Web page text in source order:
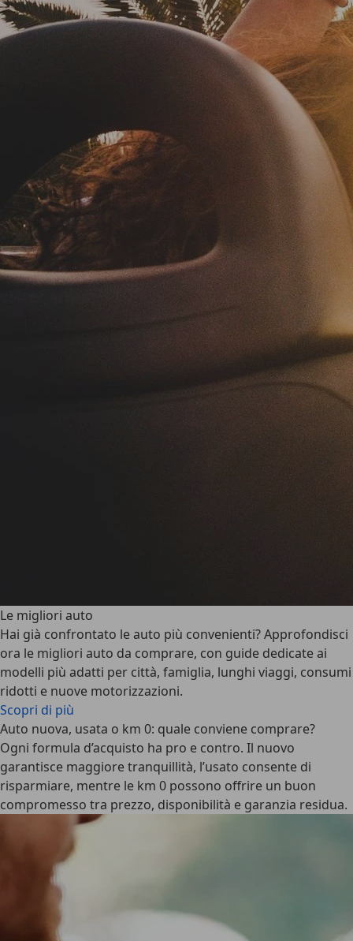
Le migliori auto
Hai già confrontato le auto più convenienti? Approfondisci
ora le migliori auto da comprare, con guide dedicate ai
modelli più adatti per città, famiglia, lunghi viaggi, consumi
ridotti e nuove motorizzazioni.
Scopri di più
Auto nuova, usata o km 0: quale conviene comprare?
Ogni formula d’acquisto ha pro e contro. Il nuovo
garantisce maggiore tranquillità, l’usato consente di
risparmiare, mentre le km 0 possono offrire un buon
compromesso tra prezzo, disponibilità e garanzia residua.